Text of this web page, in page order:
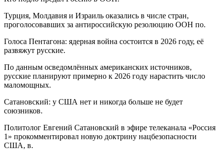
Турция, Молдавия и Израиль оказались в числе стран,
проголосовавших за антироссийскую резолюцию ООН по.
Голоса Пентагона: ядерная война состоится в 2026 году, её
развяжут русские.
По данным осведомлённых американских источников,
русские планируют примерно к 2026 году нарастить число
маломощных.
Сатановский: у США нет и никогда больше не будет
союзников.
Политолог Евгений Сатановский в эфире телеканала «Россия
1» прокомментировал новую доктрину нацбезопасности
США, в.